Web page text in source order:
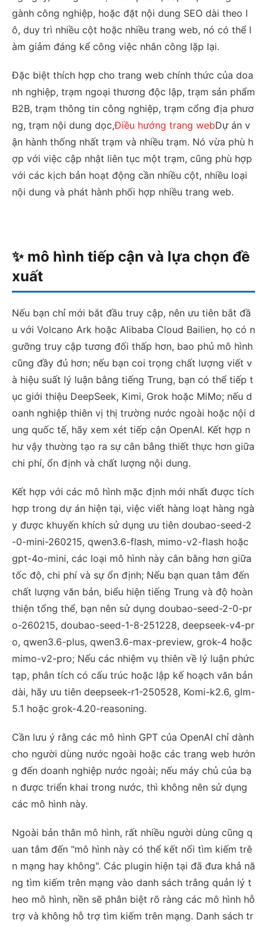
gành công nghiệp, hoặc đặt nội dung SEO dài theo l
ô, duy trì nhiều cột hoặc nhiều trang web, nó có thể l
àm giảm đáng kể công việc nhân công lặp lại.
Đặc biệt thích hợp cho trang web chính thức của doa
nh nghiệp, trạm ngoại thương độc lập, trạm sản phẩm
B2B, trạm thông tin công nghiệp, trạm cổng địa phươ
ng, trạm nội dung dọc,Điều hướng trang webDự án v
ận hành thống nhất trạm và nhiều trạm. Nó vừa phù h
ợp với việc cập nhật liên tục một trạm, cũng phù hợp
với các kịch bản hoạt động cần nhiều cột, nhiều loại
nội dung và phát hành phối hợp nhiều trang web.
✨ mô hình tiếp cận và lựa chọn đề
xuất
Nếu bạn chỉ mới bắt đầu truy cập, nên ưu tiên bắt đầ
u với Volcano Ark hoặc Alibaba Cloud Bailien, họ có n
gưỡng truy cập tương đối thấp hơn, bao phủ mô hình
cũng đầy đủ hơn; nếu bạn coi trọng chất lượng viết v
à hiệu suất lý luận bằng tiếng Trung, bạn có thể tiếp t
ục giới thiệu DeepSeek, Kimi, Grok hoặc MiMo; nếu d
oanh nghiệp thiên vị thị trường nước ngoài hoặc nội d
ung quốc tế, hãy xem xét tiếp cận OpenAI. Kết hợp n
hư vậy thường tạo ra sự cân bằng thiết thực hơn giữa
chi phí, ổn định và chất lượng nội dung.
Kết hợp với các mô hình mặc định mới nhất được tích
hợp trong dự án hiện tại, việc viết hàng loạt hàng ngà
y được khuyến khích sử dụng ưu tiên doubao-seed-2
-0-mini-260215, qwen3.6-flash, mimo-v2-flash hoặc
gpt-4o-mini, các loại mô hình này cân bằng hơn giữa
tốc độ, chi phí và sự ổn định; Nếu bạn quan tâm đến
chất lượng văn bản, biểu hiện tiếng Trung và độ hoàn
thiện tổng thể, bạn nên sử dụng doubao-seed-2-0-pr
o-260215, doubao-seed-1-8-251228, deepseek-v4-pr
o, qwen3.6-plus, qwen3.6-max-preview, grok-4 hoặc
mimo-v2-pro; Nếu các nhiệm vụ thiên về lý luận phức
tạp, phân tích có cấu trúc hoặc lập kế hoạch văn bản
dài, hãy ưu tiên deepseek-r1-250528, Komi-k2.6, glm-
5.1 hoặc grok-4.20-reasoning.
Cần lưu ý rằng các mô hình GPT của OpenAI chỉ dành
cho người dùng nước ngoài hoặc các trang web hướn
g đến doanh nghiệp nước ngoài; nếu máy chủ của bạ
n được triển khai trong nước, thì không nên sử dụng
các mô hình này.
Ngoài bản thân mô hình, rất nhiều người dùng cũng q
uan tâm đến "mô hình này có thể kết nối tìm kiếm trê
n mạng hay không". Các plugin hiện tại đã đưa khả nă
ng tìm kiếm trên mạng vào danh sách trắng quản lý t
heo mô hình, nền sẽ phân biệt rõ ràng các mô hình hỗ
trợ và không hỗ trợ tìm kiếm trên mạng. Danh sách tr